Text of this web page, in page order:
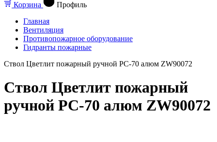
Корзина
Профиль
Главная
Вентиляция
Противопожарное оборудование
Гидранты пожарные
Ствол Цветлит пожарный ручной РС-70 алюм ZW90072
Ствол Цветлит пожарный
ручной РС-70 алюм ZW90072